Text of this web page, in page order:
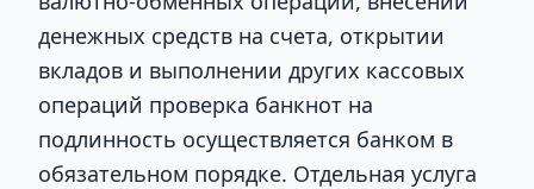
денежных средств на счета, открытии
вкладов и выполнении других кассовых
операций проверка банкнот на
подлинность осуществляется банком в
обязательном порядке. Отдельная услуга